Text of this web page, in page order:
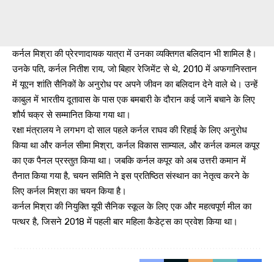
कर्नल मिश्रा की प्रेरणादायक यात्रा में उनका व्यक्तिगत बलिदान भी शामिल है।
उनके पति, कर्नल नितीश राय, जो बिहार रेजिमेंट से थे, 2010 में अफगानिस्तान
में यूएन शांति सैनिकों के अनुरोध पर अपने जीवन का बलिदान देने वाले थे। उन्हें
काबुल में भारतीय दूतावास के पास एक बमबारी के दौरान कई जानें बचाने के लिए
शौर्य चक्र से सम्मानित किया गया था।
रक्षा मंत्रालय ने लगभग दो साल पहले कर्नल राघव की रिहाई के लिए अनुरोध
किया था और कर्नल सीमा मिश्रा, कर्नल विकास साम्याल, और कर्नल कमल कपूर
का एक पैनल प्रस्तुत किया था। जबकि कर्नल कपूर को अब उत्तरी कमान में
तैनात किया गया है, चयन समिति ने इस प्रतिष्ठित संस्थान का नेतृत्व करने के
लिए कर्नल मिश्रा का चयन किया है।
कर्नल मिश्रा की नियुक्ति यूपी सैनिक स्कूल के लिए एक और महत्वपूर्ण मील का
पत्थर है, जिसने 2018 में पहली बार महिला कैडेट्स का प्रवेश किया था।